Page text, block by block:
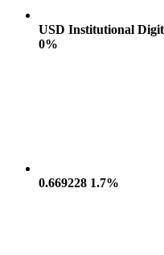
USD Institutional
0%
0.669228 1.7%